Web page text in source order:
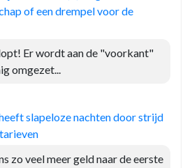
of een drempel voor de
Er wordt aan de "voorkant"
omgezet...
slapeloze nachten door strijd
zo veel meer geld naar de eerste